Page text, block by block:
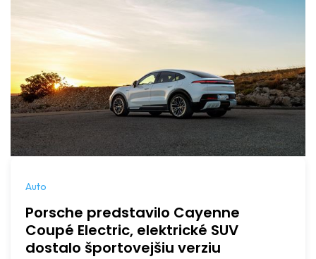
Auto
Porsche predstavilo Cayenne
Coupé Electric, elektrické SUV
dostalo športovejšiu verziu